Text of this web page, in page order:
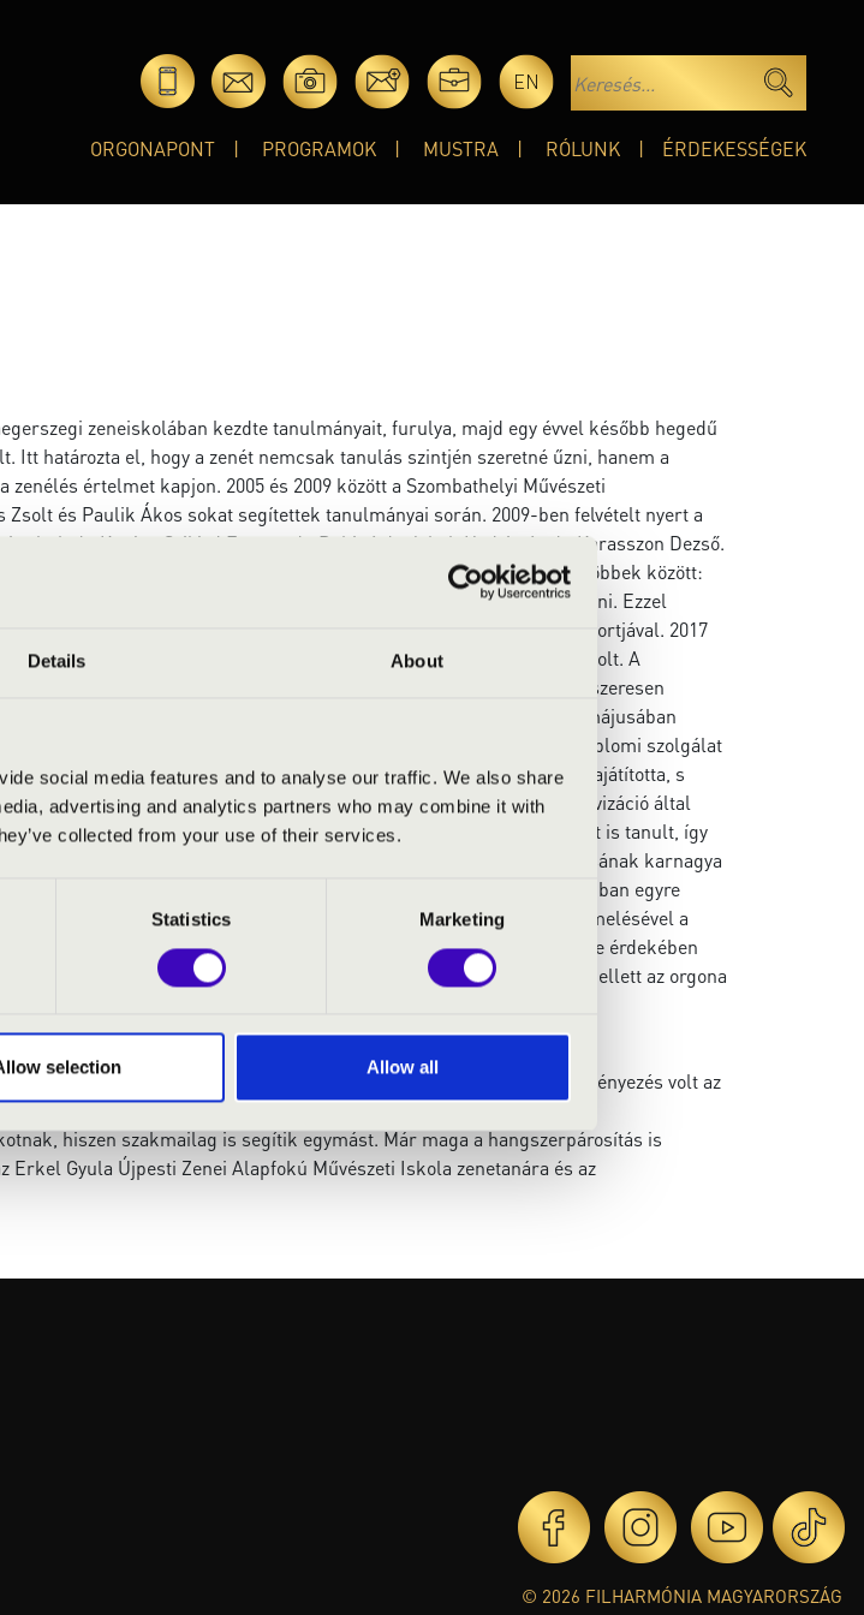
Details About
social media features and to analyse our traffic. We also share
advertising and analytics partners who may combine it with
collected from your use of their services.
Statistics Marketing
selection Allow all
EN
ORGONAPONT PROGRAMOK MUSTRA RÓLUNK ÉRDEKESSÉGEK
zeneiskolában kezdte tanulmányait, furulya, majd egy évvel később hegedű
Itt határozta el, hogy a zenét nemcsak tanulás szintjén szeretné űzni, hanem a
értelmet kapjon. 2005 és 2009 között a Szombathelyi Művészeti
és Paulik Ákos sokat segítettek tanulmányai során. 2009-ben felvételt nyert a
dr. Kovács Szilárd Ferenc, dr. Dobiné dr. Jakab Hedvig és dr. Karasszon Dezső.
professzornál és Arvid Gastnál. Több mesterkurzuson is részt vett, többek között:
a fóti Evangélikus Kántorképzőbe kapott meghívást orgonát tanítani. Ezzel
és Versenyen Nívódíjban részesült az egyetem régizene kamaracsoportjával. 2017
a kertvárosi Szűz Mária Szeplőtelen Szíve templom orgonistája volt. A
a pécsi kántorképzőn zeneelméletet és orgonát is tanít. Rendszeresen
Canterina Kamarakórust rendszeresen kísérte. A 2019. májusában
Kaposváron, korrepetítori nívó díjban részesült. A tanítás, illetve templomi szolgálat
az improvizáció szerepe is. Alapjait már az egyetemen elsajátította, s
mindig volt lehetősége, hisz annak fontos részét képezi. Az improvizáció által
szeret ezzel élni a koncertjei során. Az egyetemen zeneszerzést is tanult, így
Liszt Ferenc zenetagozatos általános iskola régi diákjainak kórusának karnagya
zeneiskolai óra vagy egy koncert, illetve szentmise. A templomokban egyre
Kodály Zoltán mondja:,,A templomi zene színvonalának emelésével a
Az egyházzene értékes anyagának megértésére, megszerettetése érdekében
Ennek célja az orgonairodalom remekműveinek megismertetése mellett az orgona
nyertek az utóbbi években.
Sopronban,
németországi településeken. A helyi zeneiskolával közös kezdeményezés volt az
A Bach Mindenkinek Fesztivál rendszeres fellépője. Rendszeresen
hiszen szakmailag is segítik egymást. Már maga a hangszerpárosítás is
Gyula Újpesti Zenei Alapfokú Művészeti Iskola zenetanára és az
© 2026 FILHARMÓNIA MAGYARORSZÁG